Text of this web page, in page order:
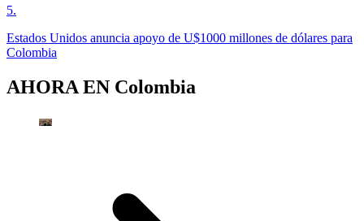
5.
Estados Unidos anuncia apoyo de U$1000 millones de dólares para
Colombia
AHORA EN Colombia